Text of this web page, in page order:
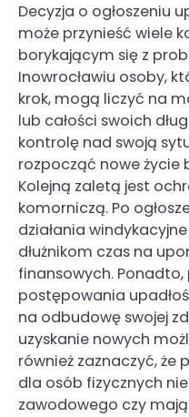
Decyzja o ogłoszeniu
może przynieść wiele
borykającym się z
Inowrocławiu osoby,
krok, mogą liczyć na
lub całości swoich
kontrolę nad swoją
rozpocząć nowe życie
Kolejną zaletą jest
komorniczą. Po
działania
dłużnikom czas na
finansowych.
postępowania
na odbudowę swojej
uzyskanie nowych
również zaznaczyć,
dla osób fizycznych
zawodowego czy